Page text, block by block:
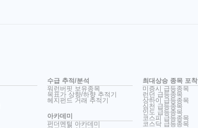
수급 추적/분석
워런버핏 보유종목
목표가 상향/하향 추적기
헤지펀드 거래 추적기
아카데미
펀더멘털 아카데미
최대상승 종목 포착
미증시 급등종목
런던 급등종목
상하이 급등종목
심천 급등종목
인도 급등종목
코스피 급등종목
코스닥 급등종목